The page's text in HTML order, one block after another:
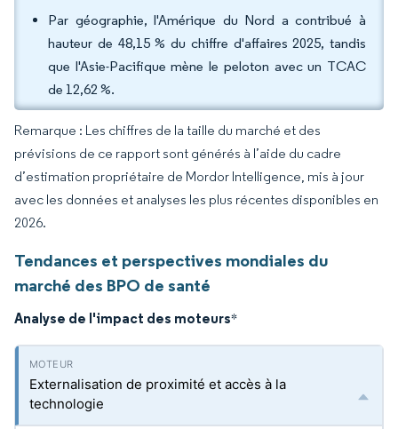
Par géographie, l'Amérique du Nord a contribué à
hauteur de 48,15 % du chiffre d'affaires 2025, tandis
que l'Asie-Pacifique mène le peloton avec un TCAC
de 12,62 %.
Remarque : Les chiffres de la taille du marché et des
prévisions de ce rapport sont générés à l’aide du cadre
d’estimation propriétaire de Mordor Intelligence, mis à jour
avec les données et analyses les plus récentes disponibles en
2026.
Tendances et perspectives mondiales du
marché des BPO de santé
Analyse de l'impact des moteurs*
Externalisation de proximité et accès à la
technologie